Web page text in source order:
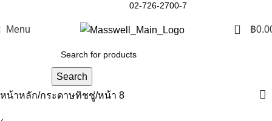
02-726-2700-7
Menu 0 ฿
Search
หน้าหลัก กระดาษทิชชู่ หน้า 8